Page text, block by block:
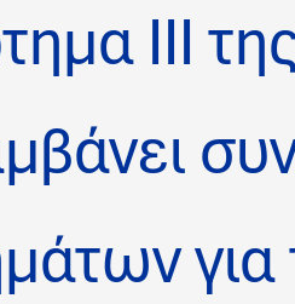
ΙΙΙ
για